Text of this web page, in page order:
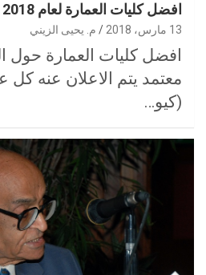
افضل كليات العمارة لعام 2018
13 مارس، 2018 م. يحيى الزيني
افضل كليات العمارة حول
معتمد يتم الاعلان عنه
(كيو…